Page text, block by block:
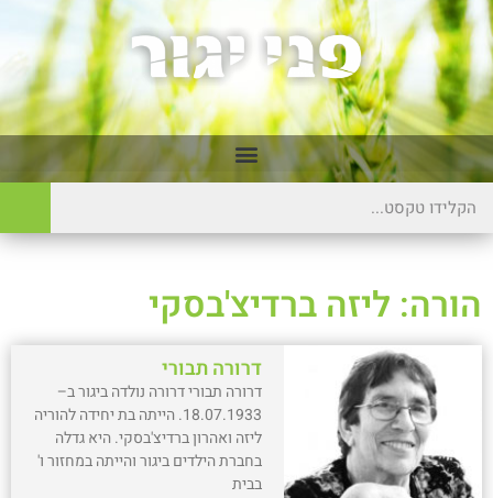
הורה: ליזה ברדיצ'בסקי
דרורה תבורי
דרורה תבורי דרורה נולדה ביגור ב–
18.07.1933. הייתה בת יחידה להוריה
ליזה ואהרון ברדיצ'בסקי. היא גדלה
בחברת הילדים ביגור והייתה במחזור ו'
בבית